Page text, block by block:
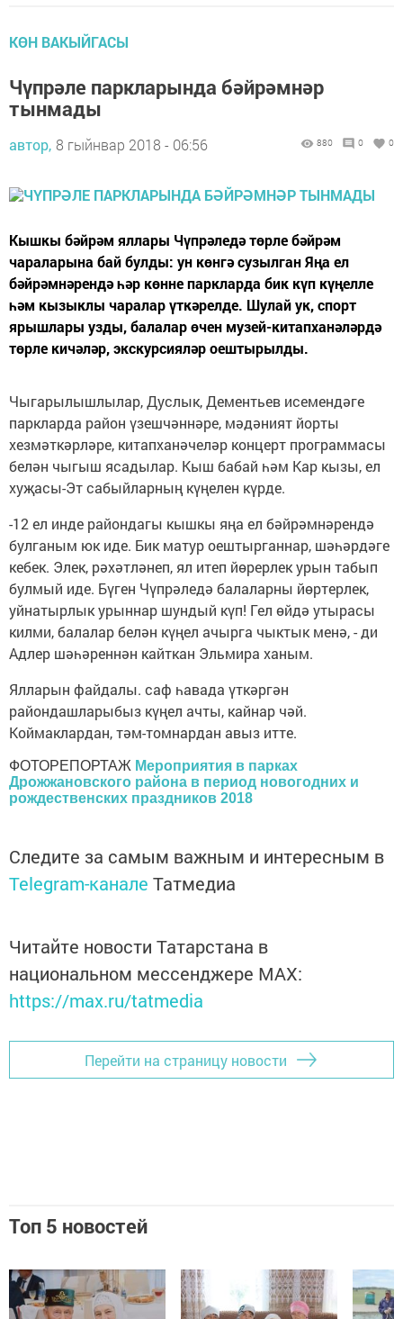
КӨН ВАКЫЙГАСЫ
Чүпрәле паркларында бәйрәмнәр
тынмады
автор, 8 гыйнвар 2018 - 06:56 880 0 0
Кышкы бәйрәм яллары Чүпрәледә төрле бәйрәм
чараларына бай булды: ун көнгә сузылган Яңа ел
бәйрәмнәрендә һәр көнне паркларда бик күп күңелле
һәм кызыклы чаралар үткәрелде. Шулай ук, спорт
ярышлары узды, балалар өчен музей-китапханәләрдә
төрле кичәләр, экскурсияләр оештырылды.
Чыгарылышлылар, Дуслык, Дементьев исемендәге
паркларда район үзешчәннәре, мәдәният йорты
хезмәткәрләре, китапханәчеләр концерт программасы
белән чыгыш ясадылар. Кыш бабай һәм Кар кызы, ел
хуҗасы-Эт сабыйларның күңелен күрде.
-12 ел инде райондагы кышкы яңа ел бәйрәмнәрендә
булганым юк иде. Бик матур оештырганнар, шәһәрдәге
кебек. Элек, рәхәтләнеп, ял итеп йөрерлек урын табып
булмый иде. Бүген Чүпрәледә балаларны йөртерлек,
уйнатырлык урыннар шундый күп! Гел өйдә утырасы
килми, балалар белән күңел ачырга чыктык менә, - ди
Адлер шәһәреннән кайткан Эльмира ханым.
Ялларын файдалы. саф һавада үткәргән
райондашларыбыз күңел ачты, кайнар чәй.
Коймаклардан, тәм-томнардан авыз итте.
ФОТОРЕПОРТАЖ Мероприятия в парках
Дрожжановского района в период новогодних и
рождественских праздников 2018
Следите за самым важным и интересным в
Telegram-канале Татмедиа
Читайте новости Татарстана в
национальном мессенджере MАХ:
https://max.ru/tatmedia
Перейти на страницу новости
Топ 5 новостей